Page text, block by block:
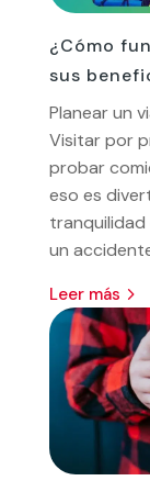
¿Cómo
sus
Planear un
Visitar por
probar
eso es
un
leer más